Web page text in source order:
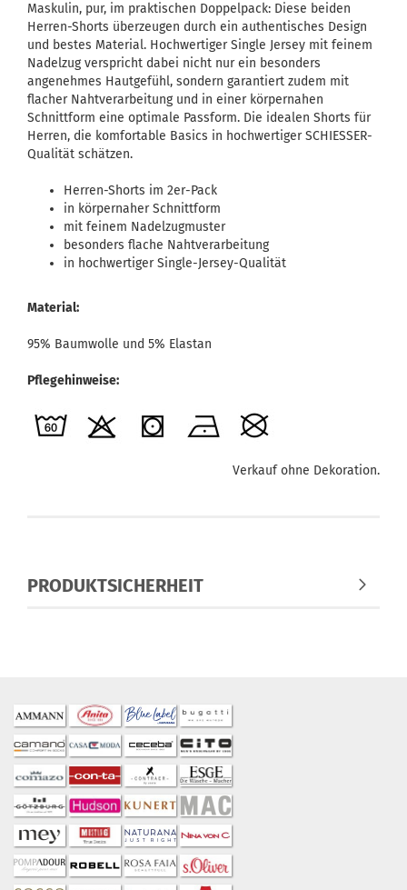
Maskulin, pur, im praktischen Doppelpack: Diese beiden
Herren-Shorts überzeugen durch ein authentisches Design
und bestes Material. Hochwertiger Single Jersey mit feinem
Nadelzug verspricht dabei nicht nur ein besonders
angenehmes Hautgefühl, sondern garantiert zudem mit
flacher Nahtverarbeitung und in einer körpernahen
Schnittform eine optimale Passform. Die idealen Shorts für
Herren, die komfortable Basics in hochwertiger SCHIESSER-
Qualität schätzen.
Herren-Shorts im 2er-Pack
in körpernaher Schnittform
mit feinem Nadelzugmuster
besonders flache Nahtverarbeitung
in hochwertiger Single-Jersey-Qualität
Material:
95% Baumwolle und 5% Elastan
Pflegehinweise:
Verkauf ohne Dekoration.
PRODUKTSICHERHEIT